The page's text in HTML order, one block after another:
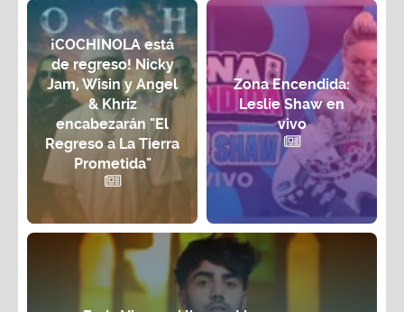
¡COCHINOLA está
de regreso! Nicky
Jam, Wisin y Angel
& Khriz
encabezarán "El
Regreso a La Tierra
Prometida"
Zona Encendida:
Leslie Shaw en
vivo